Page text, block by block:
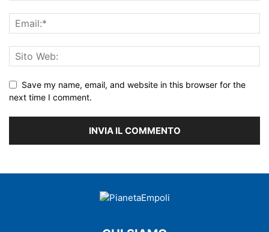
Save my name, email, and website in this browser for the
next time I comment.